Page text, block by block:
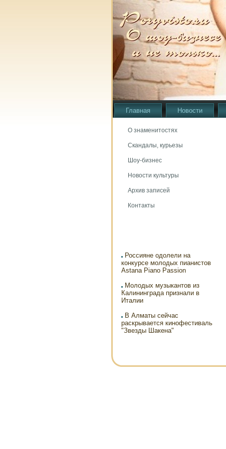
Главная Новости
О знаменитостях
Скандалы, курьезы
Шоу-бизнес
Новости культуры
Архив записей
Контакты
Россияне одолели на
конкурсе молодых пианистов
Astana Piano Passion
Молодых музыкантов из
Калининграда признали в
Италии
В Алматы сейчас
раскрывается кинофестиваль
"Звезды Шакена"